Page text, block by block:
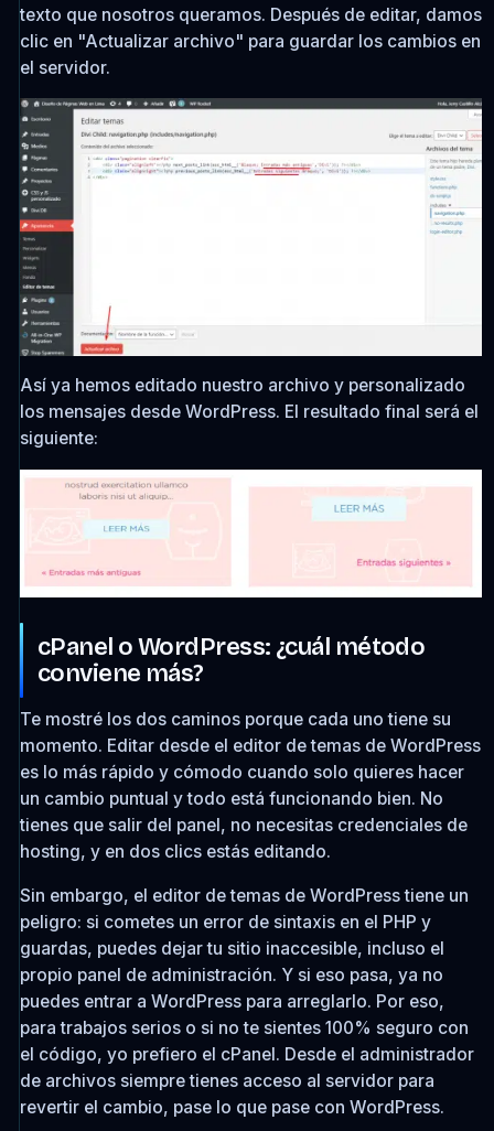
texto que nosotros queramos. Después de editar, damos
clic en "Actualizar archivo" para guardar los cambios en
el servidor.
Así ya hemos editado nuestro archivo y personalizado
los mensajes desde WordPress. El resultado final será el
siguiente:
cPanel o WordPress: ¿cuál método
conviene más?
Te mostré los dos caminos porque cada uno tiene su
momento. Editar desde el editor de temas de WordPress
es lo más rápido y cómodo cuando solo quieres hacer
un cambio puntual y todo está funcionando bien. No
tienes que salir del panel, no necesitas credenciales de
hosting, y en dos clics estás editando.
Sin embargo, el editor de temas de WordPress tiene un
peligro: si cometes un error de sintaxis en el PHP y
guardas, puedes dejar tu sitio inaccesible, incluso el
propio panel de administración. Y si eso pasa, ya no
puedes entrar a WordPress para arreglarlo. Por eso,
para trabajos serios o si no te sientes 100% seguro con
el código, yo prefiero el cPanel. Desde el administrador
de archivos siempre tienes acceso al servidor para
revertir el cambio, pase lo que pase con WordPress.